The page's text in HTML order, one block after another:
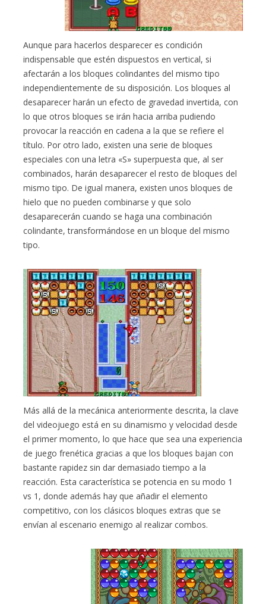
Aunque para hacerlos desparecer es condición
indispensable que estén dispuestos en vertical, si
afectarán a los bloques colindantes del mismo tipo
independientemente de su disposición. Los bloques al
desaparecer harán un efecto de gravedad invertida, con
lo que otros bloques se irán hacia arriba pudiendo
provocar la reacción en cadena a la que se refiere el
título. Por otro lado, existen una serie de bloques
especiales con una letra «S» superpuesta que, al ser
combinados, harán desaparecer el resto de bloques del
mismo tipo. De igual manera, existen unos bloques de
hielo que no pueden combinarse y que solo
desaparecerán cuando se haga una combinación
colindante, transformándose en un bloque del mismo
tipo.
Más allá de la mecánica anteriormente descrita, la clave
del videojuego está en su dinamismo y velocidad desde
el primer momento, lo que hace que sea una experiencia
de juego frenética gracias a que los bloques bajan con
bastante rapidez sin dar demasiado tiempo a la
reacción. Esta característica se potencia en su modo 1
vs 1, donde además hay que añadir el elemento
competitivo, con los clásicos bloques extras que se
envían al escenario enemigo al realizar combos.